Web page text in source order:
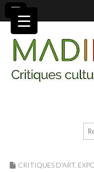
CRITIQUES D'ART,